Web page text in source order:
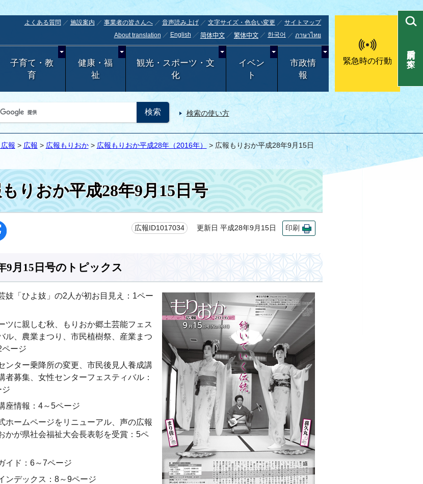
よくある質問 施設案内 事業者の皆さんへ 音声読み上げ 文字サイズ・色合い変更
サイトマップ
About translation
English 简体中文 繁体中文 한국어 ภาษาไทย
子育て・教
育
健康・福
祉
観光・スポーツ・文
化
イベン
ト
市政情
報
緊急時の行動
検索の使い方
目的別で探す
報 > 広報 > 広報もりおか> 広報もりおか平成28年（2016年）
> 広報もりおか平成28年9月15日
りおか平成28年9月15日号
広報ID1017034 更新日 平成28年9月15日 印刷
9月15日号のトピックス
妓「ひよ妓」の2人が初お目見え：1ペー
ツに親しむ秋、もりおか郷土芸能フェス
ル、農業まつり、市民植樹祭、産業まつ
ページ
ンター乗降所の変更、市民後見人養成講
者募集、女性センターフェスティバル：
ジ
座情報：4～5ページ
ホームページをリニューアル、声の広報
かが県社会福祉大会長表彰を受賞：5ペ
イド：6～7ページ
ンデックス：8～9ページ